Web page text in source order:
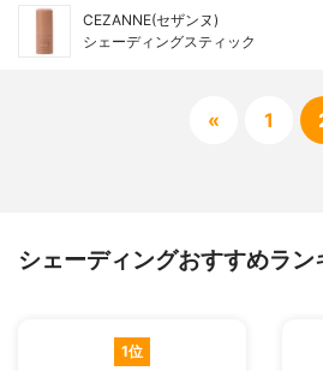
CEZANNE(セザンヌ)
シェーディングスティック
« 1
シェーディングおすすめラン
1位